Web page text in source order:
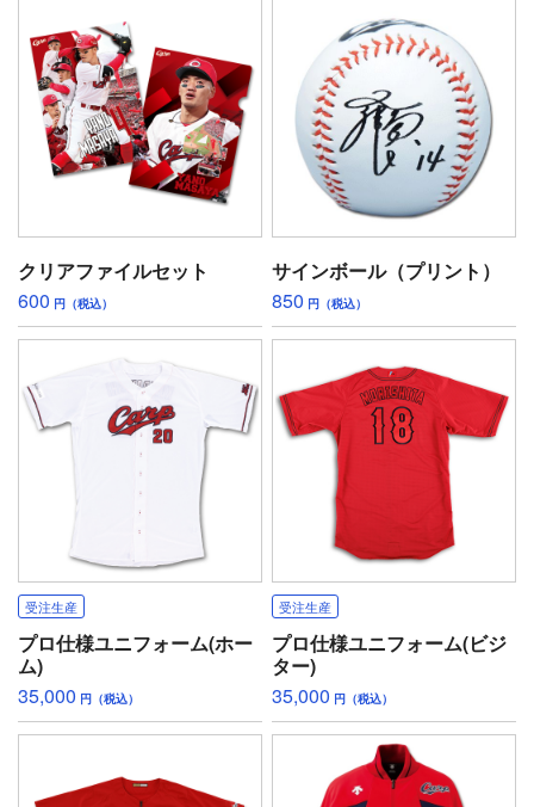
クリアファイルセット
600 円（税込）
サインボール（プリント）
850 円（税込）
受注生産
プロ仕様ユニフォーム(ホー
ム)
35,000 円（税込）
受注生産
プロ仕様ユニフォーム(ビジ
ター)
35,000 円（税込）